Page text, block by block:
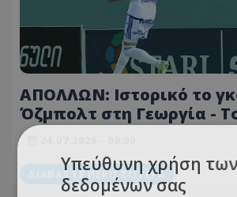
ΑΠΟΛΛΩΝ: Ιστορικό το
Όζμπολτ στη Γεωργία -
κυανόλευκο ρεκόρ που
ΔΙΑΒΆΣΤΕ ΠΕΡΙΣΣΌΤΕΡΑ
Υπεύθυνη χρήση
δεδομένων σας